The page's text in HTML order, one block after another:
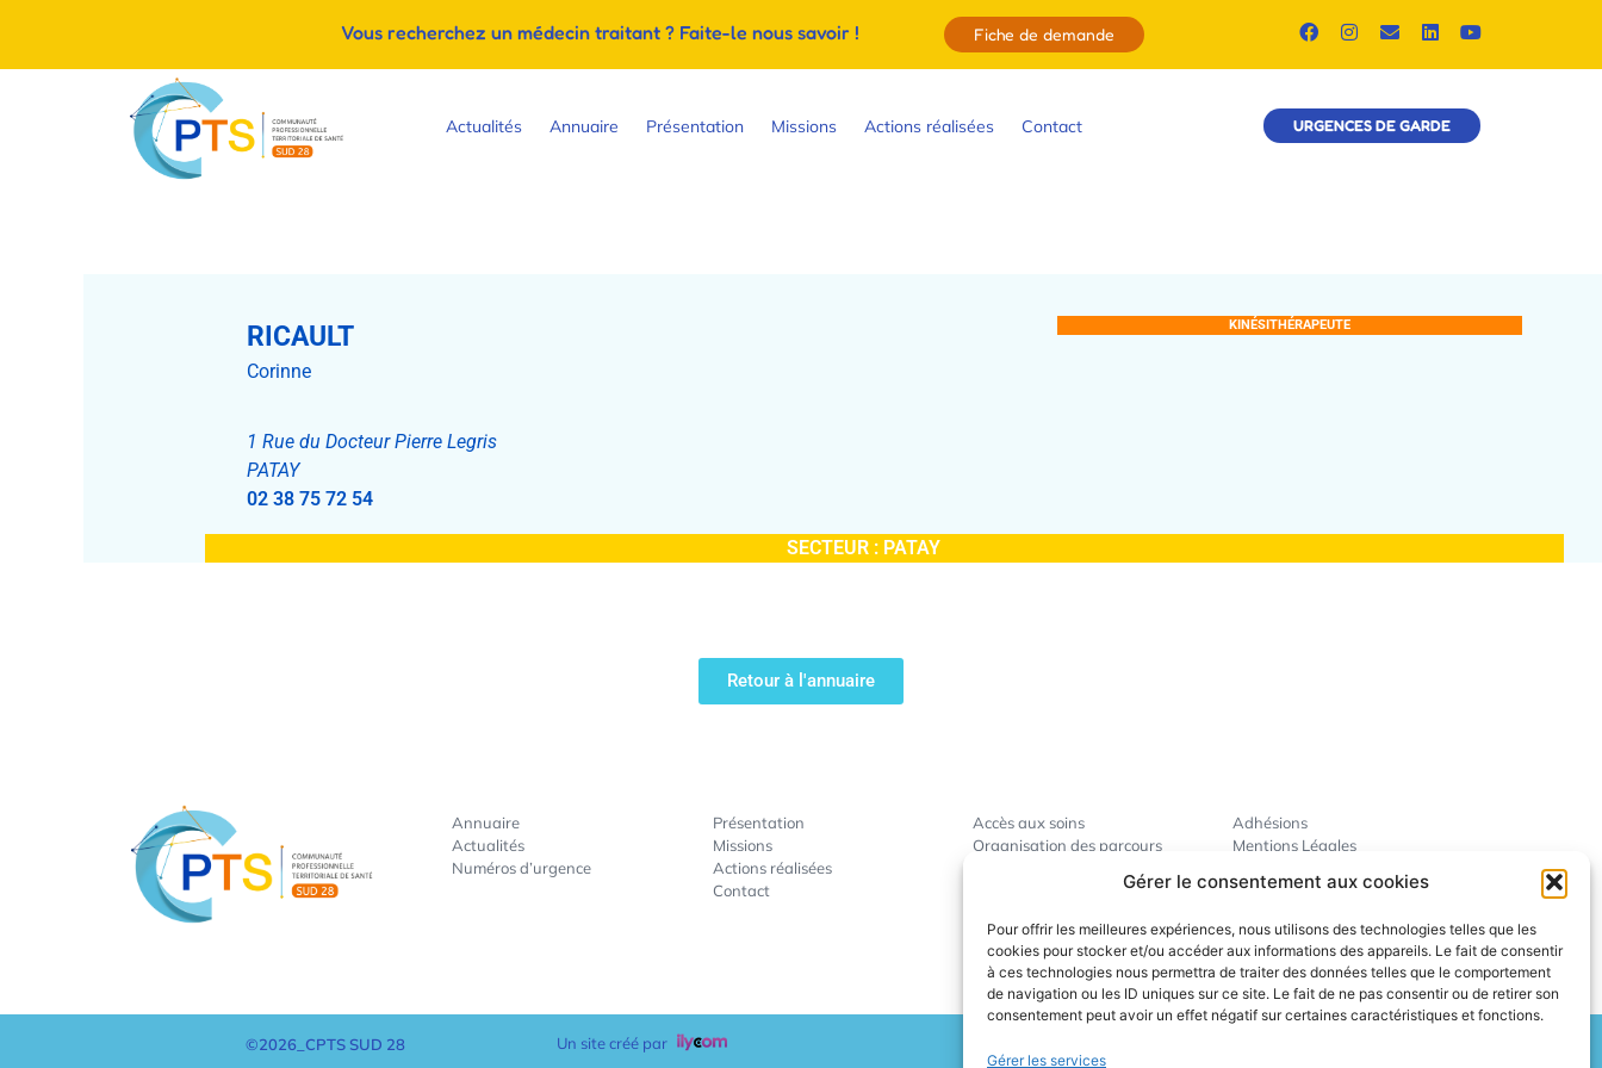
Gérer le consentement aux cookies
Pour offrir les meilleures expériences, nous utilisons des technologies telles que les
cookies pour stocker et/ou accéder aux informations des appareils. Le fait de consentir
à ces technologies nous permettra de traiter des données telles que le comportement
de navigation ou les ID uniques sur ce site. Le fait de ne pas consentir ou de retirer son
consentement peut avoir un effet négatif sur certaines caractéristiques et fonctions.
Gérer les services
Vous recherchez un médecin traitant ? Faite-le nous savoir ! Fiche de demande
Actualités Annuaire Présentation Missions Actions réalisées Contact URGENCES DE GARDE
RICAULT
Corinne
KINÉSITHÉRAPEUTE
1 Rue du Docteur Pierre Legris
PATAY
02 38 75 72 54
SECTEUR : PATAY
Retour à l'annuaire
Annuaire
Actualités
Numéros d’urgence
Présentation
Missions
Actions réalisées
Contact
Accès aux soins
Organisation des parcours
Actions de prévention
Adhésions
Mentions Légales
©2026_CPTS SUD 28 Un site créé par